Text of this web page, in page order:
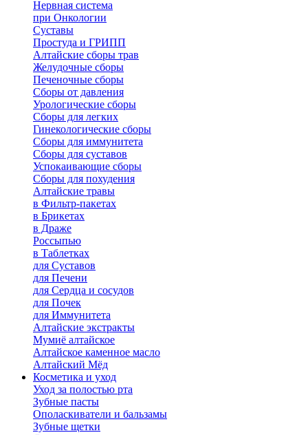
Нервная система
при Онкологии
Суставы
Простуда и ГРИПП
Алтайские сборы трав
Желудочные сборы
Печеночные сборы
Сборы от давления
Урологические сборы
Сборы для легких
Гинекологические сборы
Сборы для иммунитета
Сборы для суставов
Успокаивающие сборы
Сборы для похудения
Алтайские травы
в Фильтр-пакетах
в Брикетах
в Драже
Россыпью
в Таблетках
для Cуставов
для Печени
для Сердца и сосудов
для Почек
для Иммунитета
Алтайские экстракты
Мумиё алтайское
Алтайское каменное масло
Алтайский Мёд
Косметика и уход
Уход за полостью рта
Зубные пасты
Ополаскиватели и бальзамы
Зубные щетки